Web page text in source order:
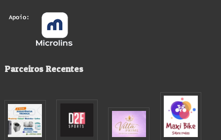
Parceiros Recentes